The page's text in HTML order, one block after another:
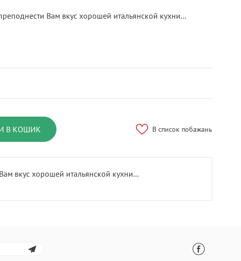
Вам вкус хорошей итальянской кухни...
В КОШИК В список побажань
вкус хорошей итальянской кухни...